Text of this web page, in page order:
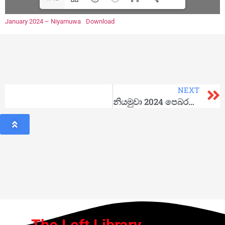
January 2024 – Niyamuwa Download
NEXT
නියමුවා 2024 පෙබරවාරි